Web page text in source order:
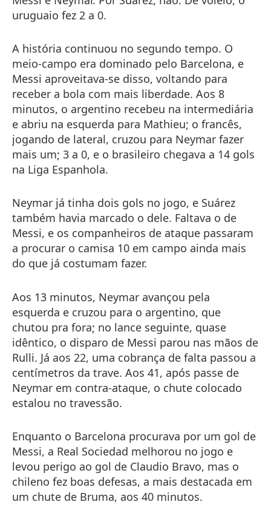
uruguaio fez 2 a 0.
A história continuou no segundo tempo. O
meio-campo era dominado pelo Barcelona, e
Messi aproveitava-se disso, voltando para
receber a bola com mais liberdade. Aos 8
minutos, o argentino recebeu na intermediária
e abriu na esquerda para Mathieu; o francês,
jogando de lateral, cruzou para Neymar fazer
mais um; 3 a 0, e o brasileiro chegava a 14 gols
na Liga Espanhola.
Neymar já tinha dois gols no jogo, e Suárez
também havia marcado o dele. Faltava o de
Messi, e os companheiros de ataque passaram
a procurar o camisa 10 em campo ainda mais
do que já costumam fazer.
Aos 13 minutos, Neymar avançou pela
esquerda e cruzou para o argentino, que
chutou pra fora; no lance seguinte, quase
idêntico, o disparo de Messi parou nas mãos de
Rulli. Já aos 22, uma cobrança de falta passou a
centímetros da trave. Aos 41, após passe de
Neymar em contra-ataque, o chute colocado
estalou no travessão.
Enquanto o Barcelona procurava por um gol de
Messi, a Real Sociedad melhorou no jogo e
levou perigo ao gol de Claudio Bravo, mas o
chileno fez boas defesas, a mais destacada em
um chute de Bruma, aos 40 minutos.